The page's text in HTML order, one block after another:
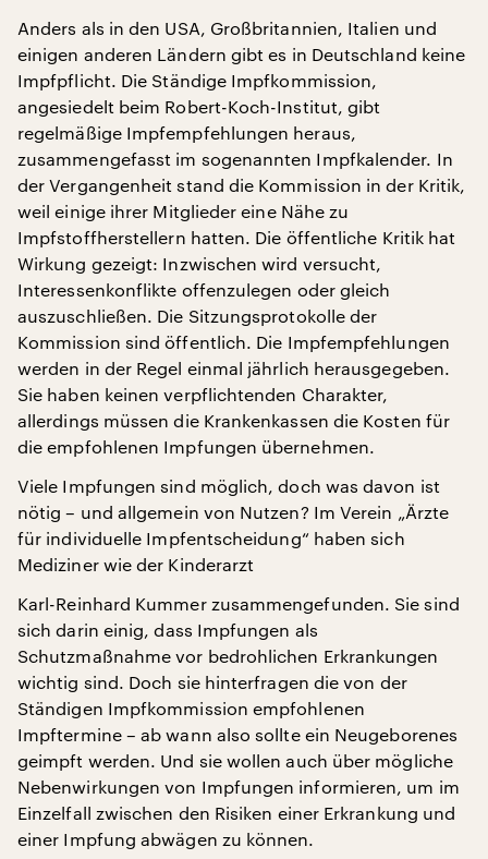
Anders als in den USA, Großbritannien, Italien und
einigen anderen Ländern gibt es in Deutschland keine
Impfpflicht. Die Ständige Impfkommission,
angesiedelt beim Robert-Koch-Institut, gibt
regelmäßige Impfempfehlungen heraus,
zusammengefasst im sogenannten Impfkalender. In
der Vergangenheit stand die Kommission in der Kritik,
weil einige ihrer Mitglieder eine Nähe zu
Impfstoffherstellern hatten. Die öffentliche Kritik hat
Wirkung gezeigt: Inzwischen wird versucht,
Interessenkonflikte offenzulegen oder gleich
auszuschließen. Die Sitzungsprotokolle der
Kommission sind öffentlich. Die Impfempfehlungen
werden in der Regel einmal jährlich herausgegeben.
Sie haben keinen verpflichtenden Charakter,
allerdings müssen die Krankenkassen die Kosten für
die empfohlenen Impfungen übernehmen.
Viele Impfungen sind möglich, doch was davon ist
nötig – und allgemein von Nutzen? Im Verein „Ärzte
für individuelle Impfentscheidung“ haben sich
Mediziner wie der Kinderarzt
Karl-Reinhard Kummer zusammengefunden. Sie sind
sich darin einig, dass Impfungen als
Schutzmaßnahme vor bedrohlichen Erkrankungen
wichtig sind. Doch sie hinterfragen die von der
Ständigen Impfkommission empfohlenen
Impftermine – ab wann also sollte ein Neugeborenes
geimpft werden. Und sie wollen auch über mögliche
Nebenwirkungen von Impfungen informieren, um im
Einzelfall zwischen den Risiken einer Erkrankung und
einer Impfung abwägen zu können.